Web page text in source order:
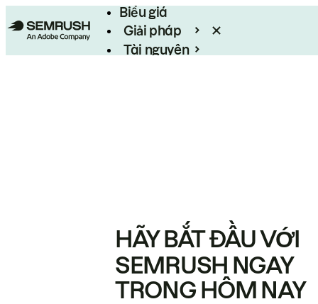
Biểu giá
Giải pháp
Tài nguyên
HÃY BẮT ĐẦU VỚI
SEMRUSH NGAY
TRONG HÔM NAY